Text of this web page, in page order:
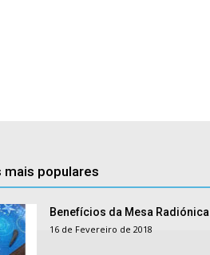
mais populares
Benefícios da Mesa Radiónica
16 de Fevereiro de 2018